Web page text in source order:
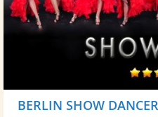
BERLIN SHOW